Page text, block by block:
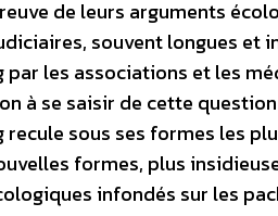
de leurs arguments
souvent longues et
par les associations et les
à se saisir de cette
recule sous ses formes les
formes, plus
infondés sur les